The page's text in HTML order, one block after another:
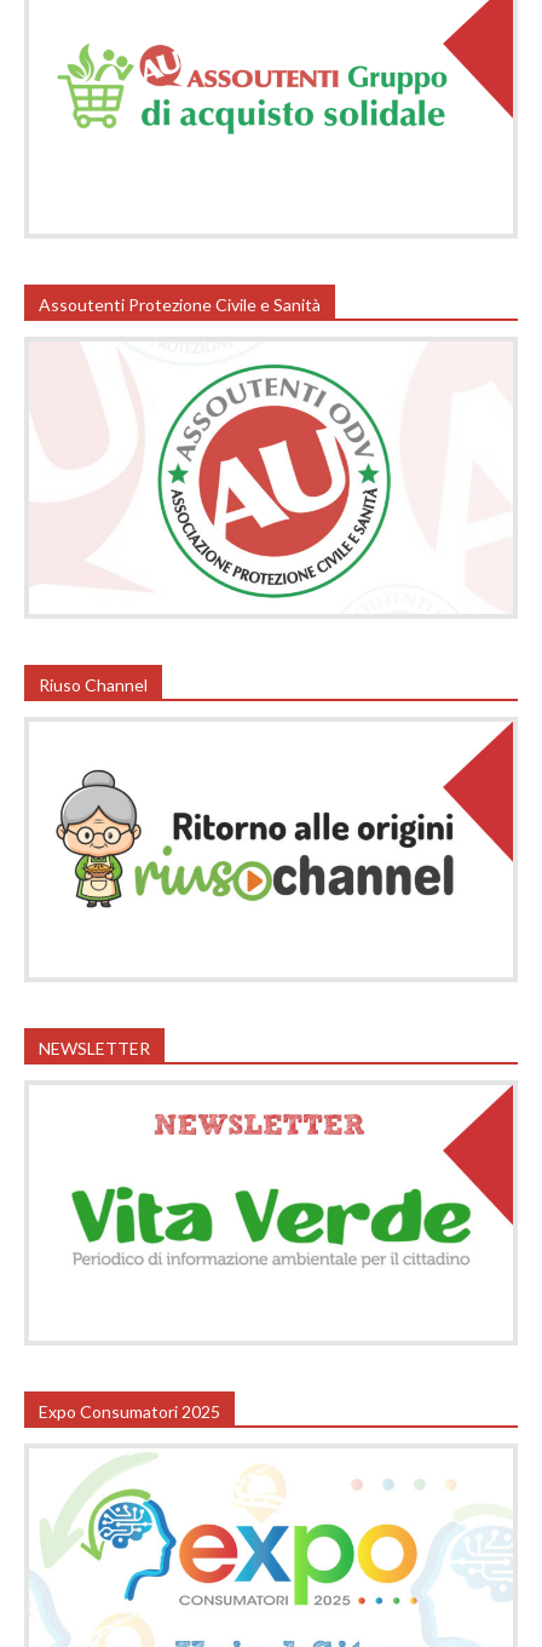
Assoutenti Protezione Civile e Sanità
Riuso Channel
NEWSLETTER
Expo Consumatori 2025